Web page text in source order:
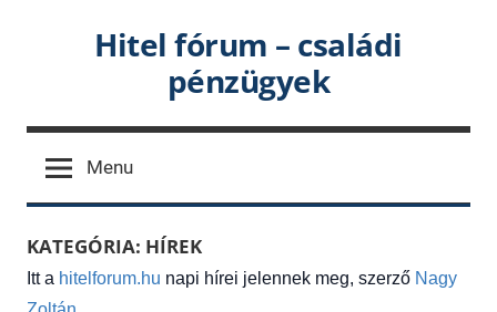
Hitel fórum – családi
pénzügyek
Menu
KATEGÓRIA: HÍREK
Itt a hitelforum.hu napi hírei jelennek meg, szerző Nagy